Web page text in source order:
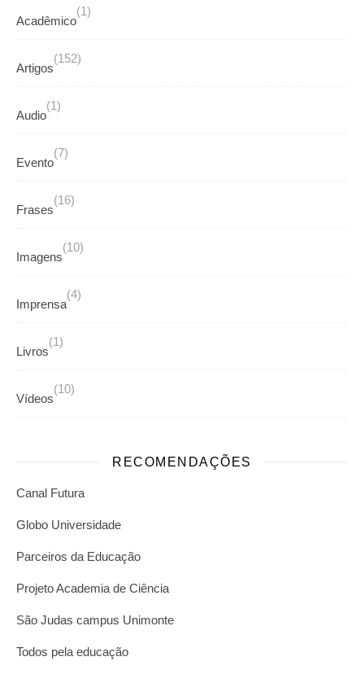
Acadêmico
(1)
Artigos
(152)
Audio
(1)
Evento
(7)
Frases
(16)
Imagens
(10)
Imprensa
(4)
Livros
(1)
Vídeos
(10)
RECOMENDAÇÕES
Canal Futura
Globo Universidade
Parceiros da Educação
Projeto Academia de Ciência
São Judas campus Unimonte
Todos pela educação